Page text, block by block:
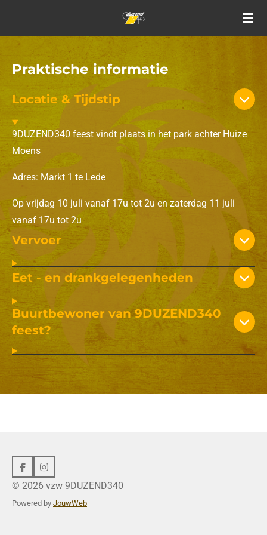
naar
de
hoofdinhoud
Praktische informatie
Locatie & Tijdstip
9DUZEND340 feest vindt plaats in het park achter Huize
Moens
Adres: Markt 1 te Lede
Op vrijdag 10 juli vanaf 17u tot 2u en zaterdag 11 juli
vanaf 17u tot 2u
Vervoer
Eet - en drankgelegenheden
Buurtbewoner van 9DUZEND340
feest?
F
a
c
e
b
I
n
s
t
a
© 2026 vzw 9DUZEND340
Powered by JouwWeb